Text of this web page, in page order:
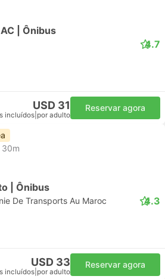
| Ônibus
4.7
USD 31
incluídos por adulto
Reservar agora
30m
| Ônibus
De Transports Au Maroc 4.3
USD 33
incluídos por adulto
Reservar agora